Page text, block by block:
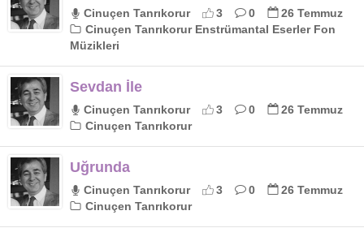
Cinuçen Tanrıkorur 3 0
26 Temmuz
Cinuçen Tanrıkorur Enstrümantal Eserler Fon
Müzikleri
Sevdan İle
Cinuçen Tanrıkorur 3 0
26 Temmuz
Cinuçen Tanrıkorur
Uğrunda
Cinuçen Tanrıkorur 3 0
26 Temmuz
Cinuçen Tanrıkorur